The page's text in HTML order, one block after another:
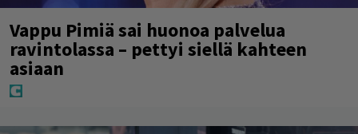
Vappu Pimiä sai huonoa palvelua
ravintolassa – pettyi siellä kahteen
asiaan